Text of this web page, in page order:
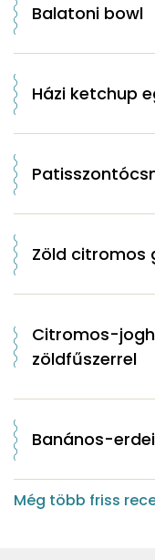
Balatoni bowl
Házi ketchup
Zöld citromos
Citromos-
zöldfűszerrel
Banános-
Még több friss